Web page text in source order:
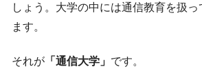
しょう。大学の中には通信教育を扱っ
ます。
それが 「通信大学」 です。